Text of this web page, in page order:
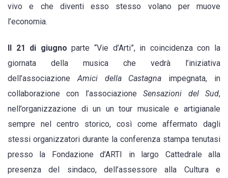
vivo e che diventi esso stesso volano per muove
l’economia.
Il 21 di giugno parte “Vie d’Arti”, in coincidenza con la
giornata della musica che vedrà l’iniziativa
dell’associazione Amici della Castagna impegnata, in
collaborazione con l’associazioneSensazioni del Sud,
nell’organizzazione di un un tour musicale e artigianale
sempre nel centro storico, così come affermato dagli
stessi organizzatori durante la conferenza stampa tenutasi
presso la Fondazione d’ARTI in largo Cattedrale alla
presenza del sindaco, dell’assessore alla Cultura e